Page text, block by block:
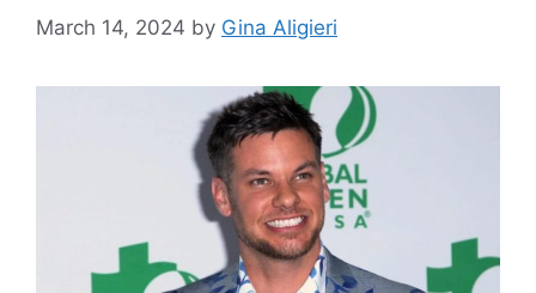
March 14, 2024 by Gina Aligieri